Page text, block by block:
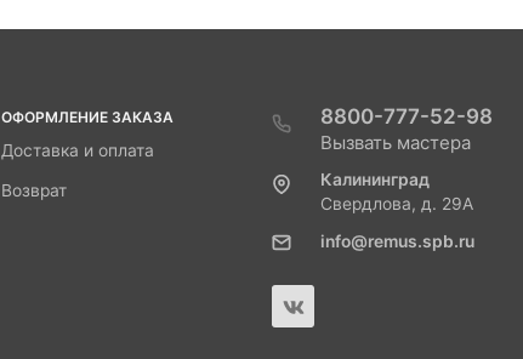
ОФОРМЛЕНИЕ ЗАКАЗА
Доставка и оплата
Возврат
8800-777-52-98
Вызвать мастера
Калининград
Свердлова, д. 29А
info@remus.spb.ru